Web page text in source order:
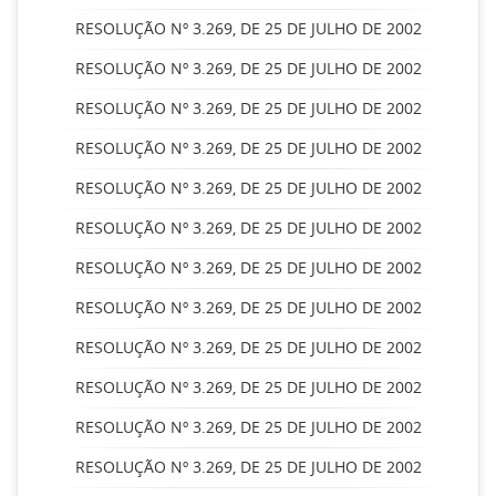
RESOLUÇÃO Nº 3.269, DE 25 DE JULHO DE 2002
RESOLUÇÃO Nº 3.269, DE 25 DE JULHO DE 2002
RESOLUÇÃO Nº 3.269, DE 25 DE JULHO DE 2002
RESOLUÇÃO Nº 3.269, DE 25 DE JULHO DE 2002
RESOLUÇÃO Nº 3.269, DE 25 DE JULHO DE 2002
RESOLUÇÃO Nº 3.269, DE 25 DE JULHO DE 2002
RESOLUÇÃO Nº 3.269, DE 25 DE JULHO DE 2002
RESOLUÇÃO Nº 3.269, DE 25 DE JULHO DE 2002
RESOLUÇÃO Nº 3.269, DE 25 DE JULHO DE 2002
RESOLUÇÃO Nº 3.269, DE 25 DE JULHO DE 2002
RESOLUÇÃO Nº 3.269, DE 25 DE JULHO DE 2002
RESOLUÇÃO Nº 3.269, DE 25 DE JULHO DE 2002